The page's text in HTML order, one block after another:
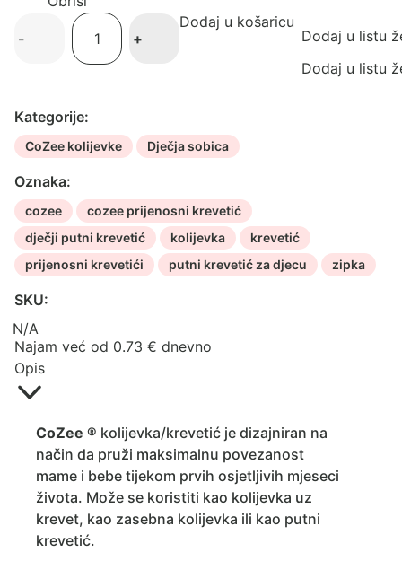
prijenosna
- +
Dodaj u košaricu
Dodaj u listu
Dodaj u listu
Kategorije:
CoZee kolijevke Dječja sobica
Oznaka:
cozee
cozee prijenosni krevetić
dječji putni krevetić
kolijevka
krevetić
prijenosni krevetići
putni krevetić za djecu zipka
SKU:
N/A
Najam već od 0.73 € dnevno
Opis
CoZee ® kolijevka/krevetić je dizajniran na
način da pruži maksimalnu povezanost
mame i bebe tijekom prvih osjetljivih mjeseci
života. Može se koristiti kao kolijevka uz
krevet, kao zasebna kolijevka ili kao putni
krevetić.